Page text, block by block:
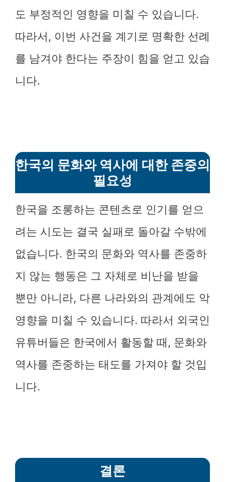
도 부정적인 영향을 미칠 수 있습니다.
따라서, 이번 사건을 계기로 명확한 선례
를 남겨야 한다는 주장이 힘을 얻고 있습
니다.
한국의 문화와 역사에 대한 존중의
필요성
한국을 조롱하는 콘텐츠로 인기를 얻으
려는 시도는 결국 실패로 돌아갈 수밖에
없습니다. 한국의 문화와 역사를 존중하
지 않는 행동은 그 자체로 비난을 받을
뿐만 아니라, 다른 나라와의 관계에도 악
영향을 미칠 수 있습니다. 따라서 외국인
유튜버들은 한국에서 활동할 때, 문화와
역사를 존중하는 태도를 가져야 할 것입
니다.
결론